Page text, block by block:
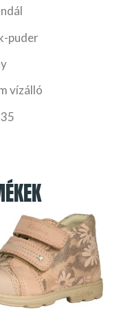
puder
vízálló